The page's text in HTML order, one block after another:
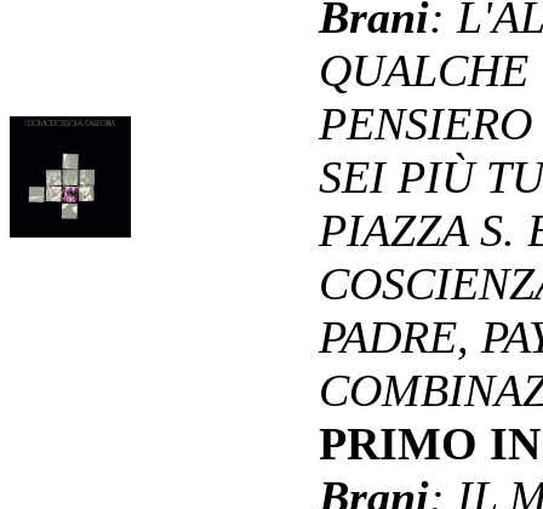
Brani:
SEI PIÙ
PIAZZA S.
PADRE,
PRIMO
Brani: IL